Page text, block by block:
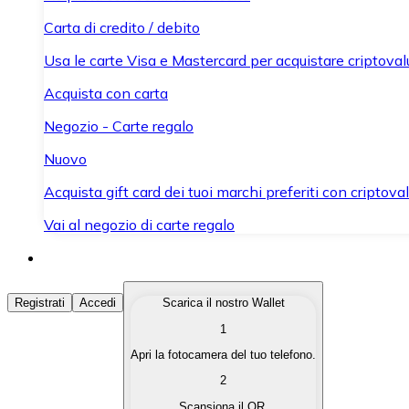
Carta di credito / debito
Usa le carte Visa e Mastercard per acquistare
Acquista con carta
Negozio - Carte regalo
Nuovo
Acquista gift card dei tuoi marchi preferiti con
Vai al negozio di carte regalo
Acquista Criptovalute
Acquista le criptovalute che ti interessano in modo
Converti le tue criptovalute in valuta fiat quando ne hai
Registrati Accedi
Scarica il nostro Wallet
1
Apri la fotocamera del tuo telefono.
2